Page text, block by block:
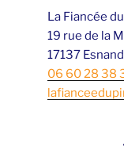
La Fiancée
19 rue de la
17137
06 60 28 38